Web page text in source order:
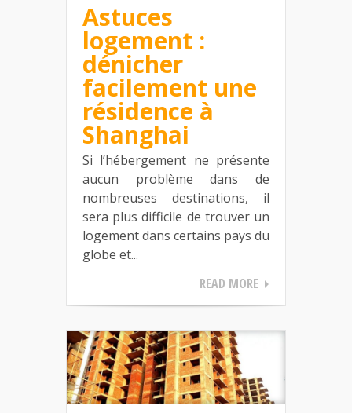
Astuces
logement :
dénicher
facilement une
résidence à
Shanghai
Si l’hébergement ne présente
aucun problème dans de
nombreuses destinations, il
sera plus difficile de trouver un
logement dans certains pays du
globe et...
READ MORE